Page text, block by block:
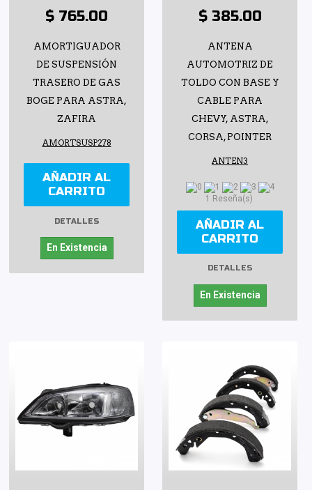
$ 765.00
AMORTIGUADOR
DE SUSPENSIÓN
TRASERO DE GAS
BOGE PARA ASTRA,
ZAFIRA
AMORTSUSP278
AÑADIR AL
CARRITO
DETALLES
En Existencia
$ 385.00
ANTENA
AUTOMOTRIZ DE
TOLDO CON BASE Y
CABLE PARA
CHEVY, ASTRA,
CORSA, POINTER
ANTEN3
1 Reseña(s)
AÑADIR AL
CARRITO
DETALLES
En Existencia